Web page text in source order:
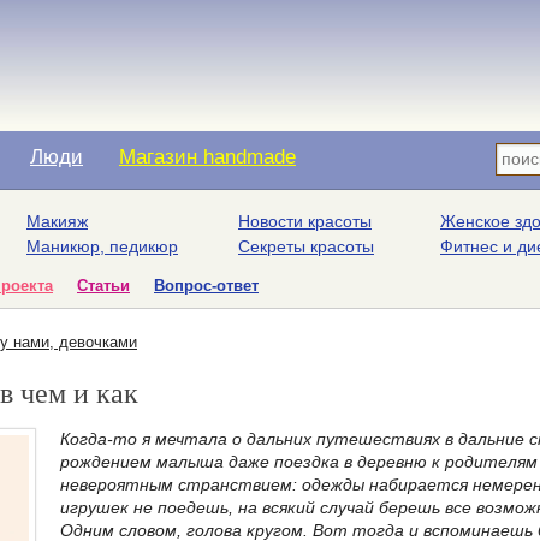
Люди Магазин handmade
Макияж
Маникюр, педикюр
Новости красоты
Секреты красоты
Женское
Фитнес и
Статьи Вопрос-ответ
нами, девочками
чем и как
Когда-то я мечтала о дальних путешествиях в
рождением малыша даже поездка в деревню к
невероятным странствием: одежды набирается
игрушек не поедешь, на всякий случай берешь все
Одним словом, голова кругом. Вот тогда и